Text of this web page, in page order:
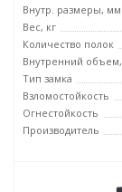
Внутр. размеры,
Вес, кг
Количество полок
Внутренний
Тип замка
Взломостойкость
Огнестойкость
Производитель